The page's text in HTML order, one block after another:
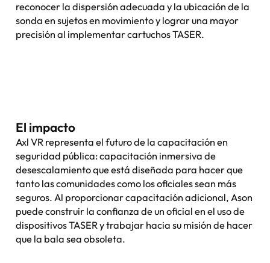
reconocer la dispersión adecuada y la ubicación de la
sonda en sujetos en movimiento y lograr una mayor
precisión al implementar cartuchos TASER.
El impacto
Axl VR representa el futuro de la capacitación en
seguridad pública: capacitación inmersiva de
desescalamiento que está diseñada para hacer que
tanto las comunidades como los oficiales sean más
seguros. Al proporcionar capacitación adicional, Ason
puede construir la confianza de un oficial en el uso de
dispositivos TASER y trabajar hacia su misión de hacer
que la bala sea obsoleta.